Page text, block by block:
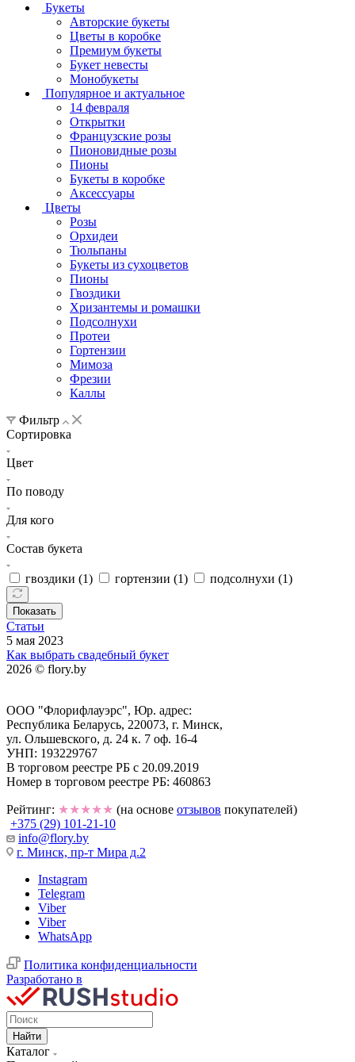
Букеты
Авторские букеты
Цветы в коробке
Премиум букеты
Букет невесты
Монобукеты
Популярное и актуальное
14 февраля
Открытки
Французские розы
Пионовидные розы
Пионы
Букеты в коробке
Аксессуары
Цветы
Розы
Орхидеи
Тюльпаны
Букеты из сухоцветов
Пионы
Гвоздики
Хризантемы и ромашки
Подсолнухи
Протеи
Гортензии
Мимоза
Фрезии
Каллы
Фильтр
Сортировка
Цвет
По поводу
Для кого
Состав букета
гвоздики (1) гортензии (1) подсолнухи (1)
Показать
Статьи
5 мая 2023
Как выбрать свадебный букет
2026 © flory.by
ООО "Флорифлауэрс", Юр. адрес:
Республика Беларусь, 220073, г. Минск,
ул. Ольшевского, д. 24 к. 7 оф. 16-4
УНП: 193229767
В торговом реестре РБ с 20.09.2019
Номер в торговом реестре РБ: 460863
Рейтинг: ★★★★★ (на основе отзывов покупателей)
+375 (29) 101-21-10
info@flory.by
г. Минск, пр-т Мира д.2
Instagram
Telegram
Viber
Viber
WhatsApp
Политика конфиденциальности
Разработано в
Найти
Каталог